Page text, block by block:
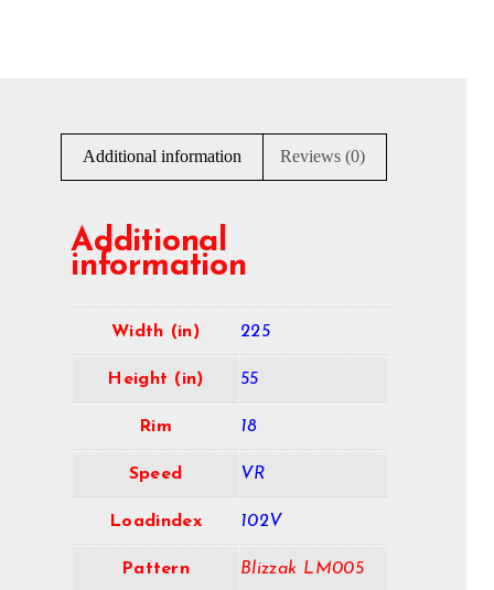
Additional information Reviews (0)
Additional
information
Width (in) 225
Height (in) 55
Rim 18
Speed VR
Loadindex 102V
Pattern Blizzak LM005